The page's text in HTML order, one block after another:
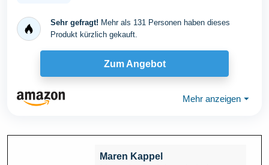
Sehr gefragt! Mehr als 131 Personen haben dieses
Produkt kürzlich gekauft.
Zum Angebot
Mehr anzeigen ⏷
Maren Kappel